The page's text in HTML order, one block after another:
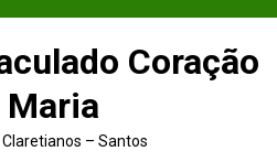
Coração
Maria
– Santos